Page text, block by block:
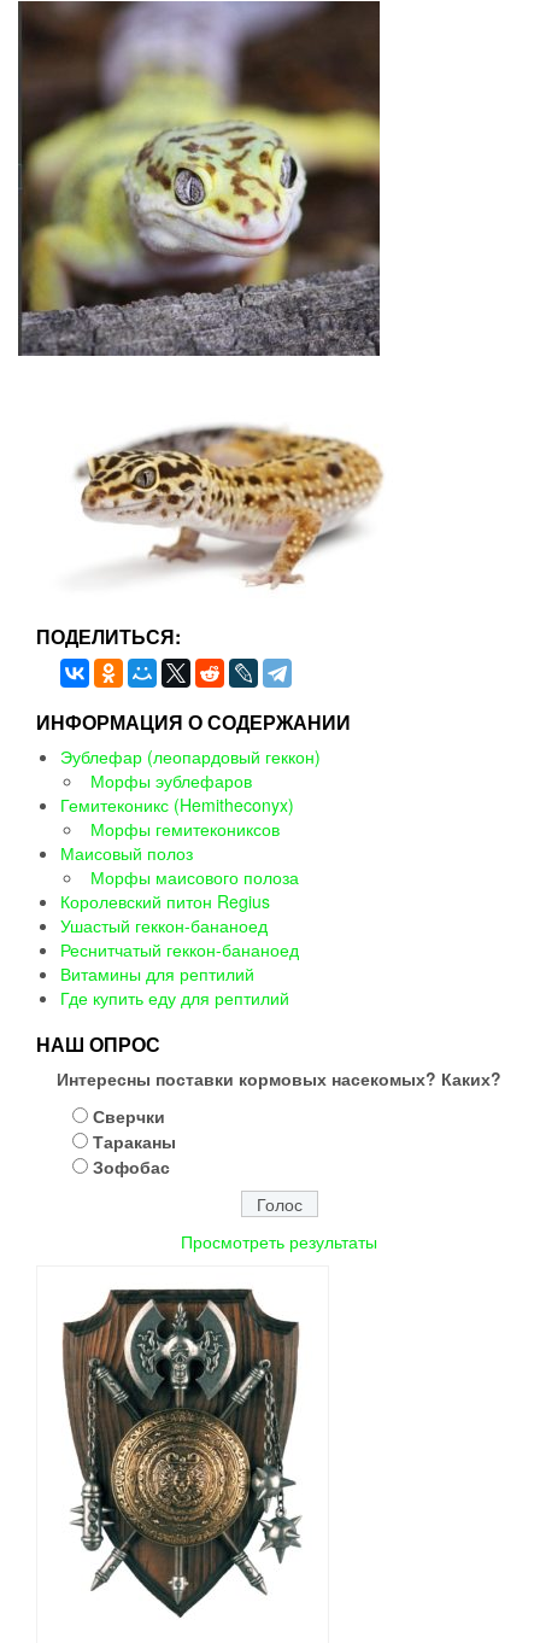
ПОДЕЛИТЬСЯ:
ИНФОРМАЦИЯ О СОДЕРЖАНИИ
Эублефар (леопардовый геккон)
Морфы эублефаров
Гемитеконикс (Hemitheconyx)
Морфы гемитекониксов
Маисовый полоз
Морфы маисового полоза
Королевский питон Regius
Ушастый геккон-бананоед
Реснитчатый геккон-бананоед
Витамины для рептилий
Где купить еду для рептилий
НАШ ОПРОС
Интересны поставки кормовых насекомых? Каких?
Сверчки
Тараканы
Зофобас
Просмотреть результаты